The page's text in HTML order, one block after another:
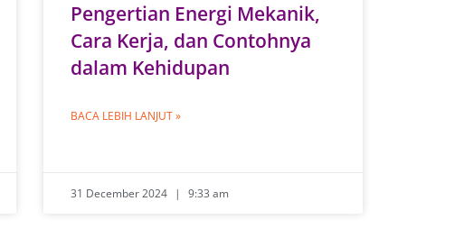
Pengertian Energi Mekanik,
Cara Kerja, dan Contohnya
dalam Kehidupan
BACA LEBIH LANJUT »
31 December 2024 9:33 am